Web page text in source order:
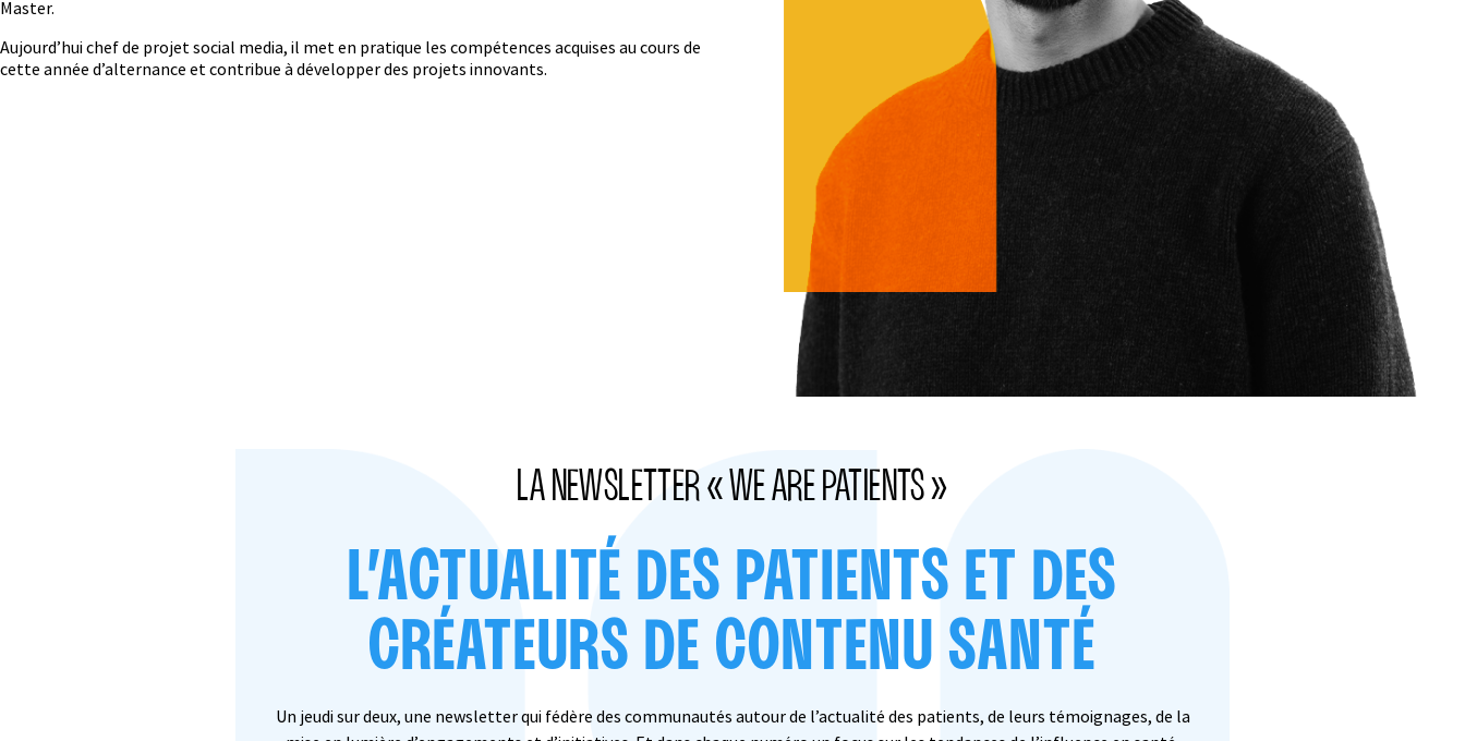
Master.
Aujourd’hui chef de projet social media, il met en pratique les compétences acquises au cours de
cette année d’alternance et contribue à développer des projets innovants.
LA NEWSLETTER « WE ARE PATIENTS »
L’ACTUALITÉ DES PATIENTS ET DES
CRÉATEURS DE CONTENU SANTÉ
Un jeudi sur deux, une newsletter qui fédère des communautés autour de l’actualité des patients, de leurs témoignages, de la